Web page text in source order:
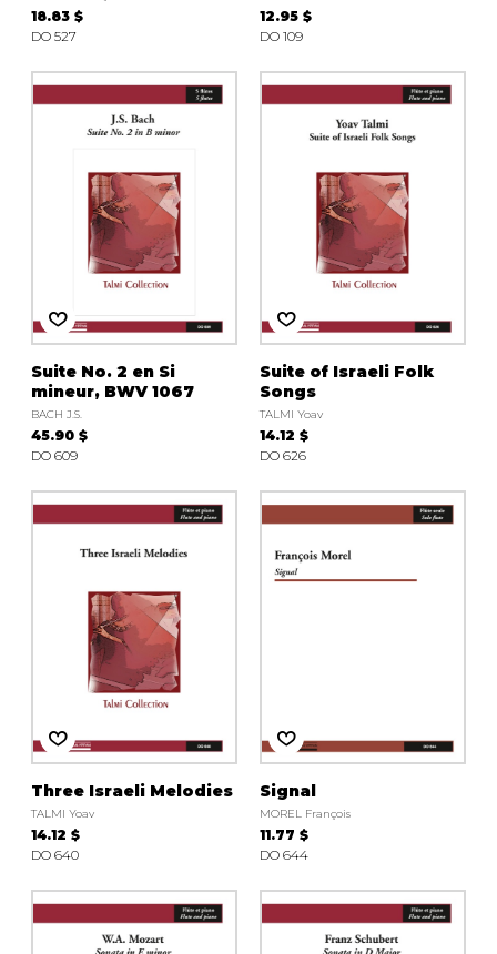
18.83 $
DO 527
12.95 $
DO 109
Suite No. 2 en Si
mineur, BWV 1067
BACH J.S.
45.90 $
DO 609
Suite of Israeli Folk
Songs
TALMI Yoav
14.12 $
DO 626
Three Israeli Melodies
TALMI Yoav
14.12 $
DO 640
Signal
MOREL François
11.77 $
DO 644